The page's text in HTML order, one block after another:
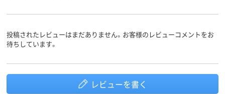
投稿されたレビューはまだありません。お客様のレビューコメントをお
待ちしています。
レビューを書く